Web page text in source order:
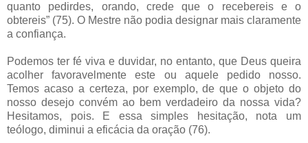
quanto pedirdes, orando, crede que o recebereis e o
obtereis” (75). O Mestre não podia designar mais claramente
a confiança.
Podemos ter fé viva e duvidar, no entanto, que Deus queira
acolher favoravelmente este ou aquele pedido nosso.
Temos acaso a certeza, por exemplo, de que o objeto do
nosso desejo convém ao bem verdadeiro da nossa vida?
Hesitamos, pois. E essa simples hesitação, nota um
teólogo, diminui a eficácia da oração (76).